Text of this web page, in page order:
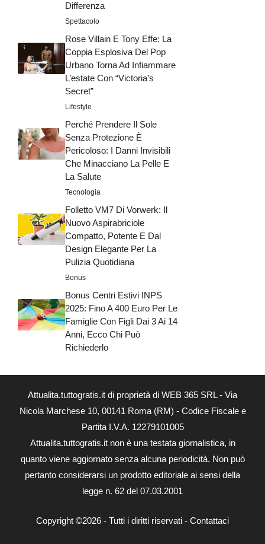
Differenza
Spettacolo
Rose Villain E Tony Effe: La
Coppia Esplosiva Del Pop
Urbano Torna Ad Infiammare
L’estate Con “Victoria’s
Secret”
Lifestyle
Perché Prendere Il Sole
Senza Protezione È
Pericoloso: I Danni Invisibili
Che Minacciano La Pelle E
La Salute
Tecnologia
Folletto VM7 Di Vorwerk: Il
Nuovo Aspirabriciole
Compatto, Potente E Dal
Design Elegante Per La
Pulizia Quotidiana
Bonus
Bonus Centri Estivi INPS
2025: Fino A 400 Euro Per Le
Famiglie Con Figli Dai 3 Ai 14
Anni, Ecco Chi Può
Richiederlo
Attualita.tuttogratis.it di proprietà di WEB 365 SRL - Via
Nicola Marchese 10, 00141 Roma (RM) - Codice Fiscale e
Partita I.V.A. 12279101005
Attualita.tuttogratis.it non è una testata giornalistica, in
quanto viene aggiornato senza alcuna periodicità. Non può
pertanto considerarsi un prodotto editoriale ai sensi della
legge n. 62 del 07.03.2001
Copyright ©2026 - Tutti i diritti riservati - Contattaci